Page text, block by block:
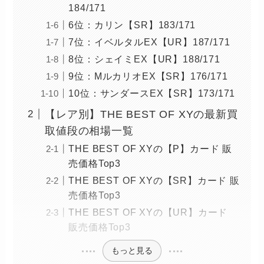
184/171
6位：カリン【SR】183/171
7位：イベルタルEX【UR】187/171
8位：シェイミEX【UR】188/171
9位：MルカリオEX【SR】176/171
10位：サンダースEX【SR】173/171
【レア別】THE BEST OF XYの最新買
取値段の相場一覧
THE BEST OF XYの【P】カード 販
売価格Top3
THE BEST OF XYの【SR】カード 販
売価格Top3
THE BEST OF XYの【UR】カード
販売価格Top3
もっと見る